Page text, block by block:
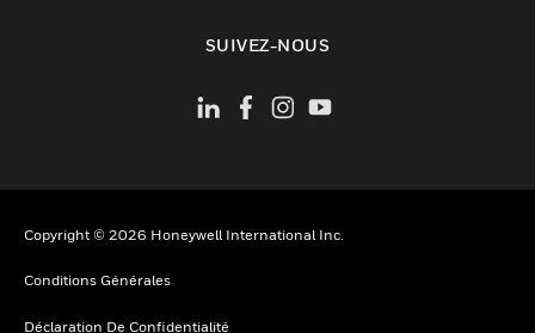
SUIVEZ-NOUS
Copyright © 2026 Honeywell International Inc.
Conditions Générales
Déclaration De Confidentialité